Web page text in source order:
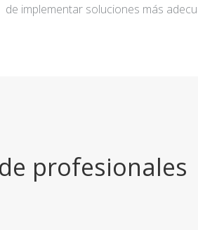
de implementar soluciones más
profesionales